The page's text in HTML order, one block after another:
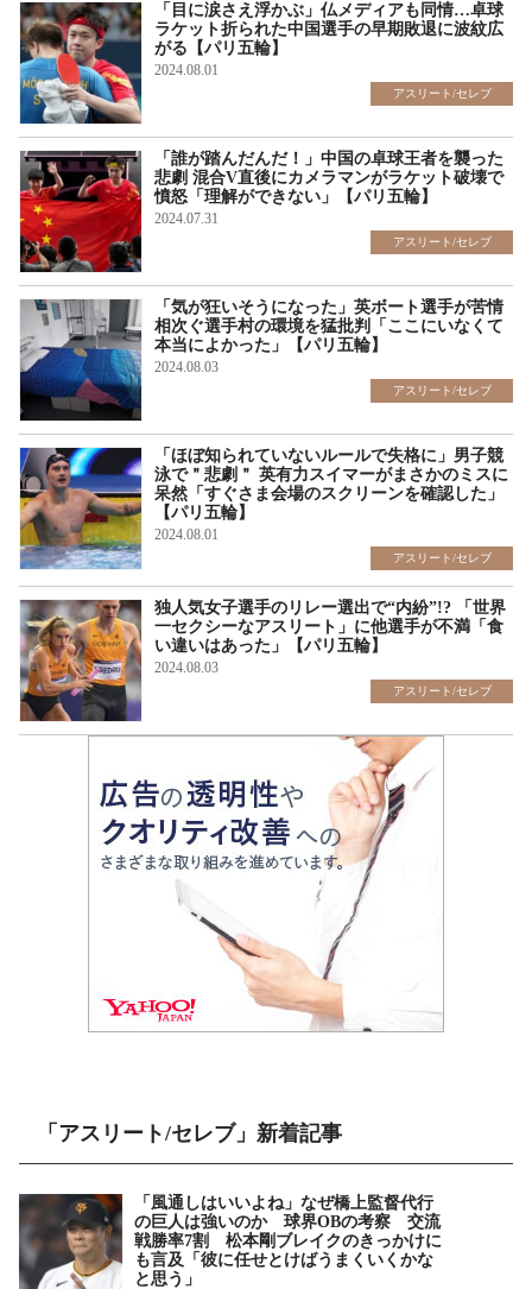
「目に涙さえ浮かぶ」仏メディアも同情…卓球
ラケット折られた中国選手の早期敗退に波紋広
がる【パリ五輪】
2024.08.01
アスリート/セレブ
「誰が踏んだんだ！」中国の卓球王者を襲った
悲劇 混合V直後にカメラマンがラケット破壊で
憤怒「理解ができない」【パリ五輪】
2024.07.31
アスリート/セレブ
「気が狂いそうになった」英ボート選手が苦情
相次ぐ選手村の環境を猛批判「ここにいなくて
本当によかった」【パリ五輪】
2024.08.03
アスリート/セレブ
「ほぼ知られていないルールで失格に」男子競
泳で＂悲劇＂ 英有力スイマーがまさかのミスに
呆然「すぐさま会場のスクリーンを確認した」
【パリ五輪】
2024.08.01
アスリート/セレブ
独人気女子選手のリレー選出で“内紛”!? 「世界
一セクシーなアスリート」に他選手が不満「食
い違いはあった」【パリ五輪】
2024.08.03
アスリート/セレブ
「アスリート/セレブ」新着記事
「風通しはいいよね」なぜ橋上監督代行
の巨人は強いのか 球界OBの考察 交流
戦勝率7割 松本剛ブレイクのきっかけに
も言及「彼に任せとけばうまくいくかな
と思う」